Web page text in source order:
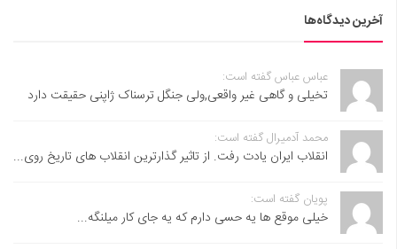
آخرین دیدگاه‌ها
عباس عباس گفته است:
تخیلی و گاهی غیر واقعی,ولی جنگل ترسناک ژاپنی حقیقت دارد
محمد آدمیرال گفته است:
انقلاب ایران یادت رفت. از تاثیر گذارترین انقلاب های تاریخ روی...
پویان گفته است:
خیلی موقع ها یه حسی دارم که یه جای کار میلنگه...